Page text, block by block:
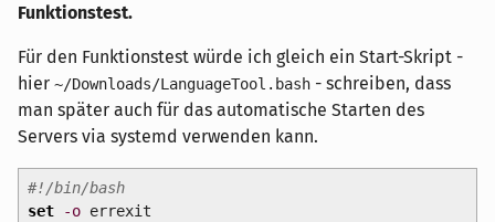
Funktionstest.
Für den Funktionstest würde ich gleich ein Start-Skript -
hier ~/Downloads/LanguageTool.bash - schreiben, dass
man später auch für das automatische Starten des
Servers via systemd verwenden kann.
#!/bin/bash
set
-oerrexit